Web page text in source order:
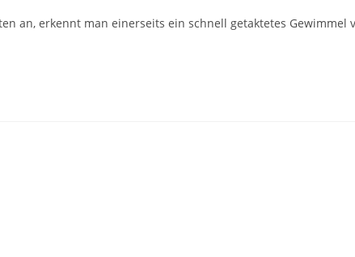
an, erkennt man einerseits ein schnell getaktetes Gewimmel